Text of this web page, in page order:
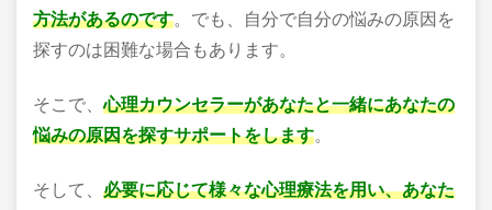
方法があるのです。でも、自分で自分の悩みの原因を
探すのは困難な場合もあります。
そこで、心理カウンセラーがあなたと一緒にあなたの
悩みの原因を探すサポートをします。
そして、 必要に応じて様々な心理療法を用い、あなた